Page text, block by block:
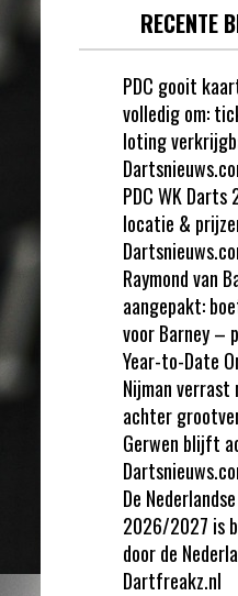
RECENTE
PDC gooit
volledig om:
loting
PDC WK
locatie &
Raymond van
aangepakt:
voor Barney –
Year-to-Date
Nijman
achter
Gerwen blijft
De
2026/2027 is
door de
Dartfreakz.nl